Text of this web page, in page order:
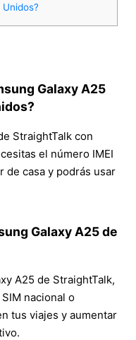
Galaxy A25
StraightTalk con
el número IMEI
de casa y podrás usar
Galaxy A25 de
A25 de StraightTalk,
nacional o
tus viajes y aumentar